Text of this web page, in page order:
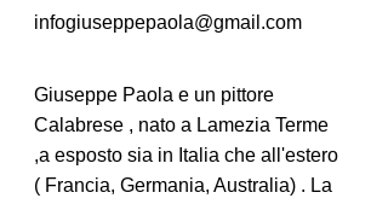
infogiuseppepaola@gmail.com
Giuseppe Paola e un pittore
Calabrese , nato a Lamezia Terme
,a esposto sia in Italia che all'estero
( Francia, Germania, Australia) . La